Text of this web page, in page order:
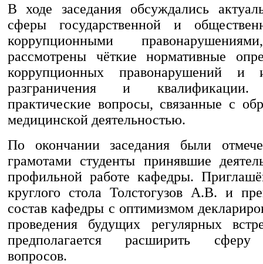
В ходе заседания обсуждались
сферы государственной и
коррупционными
рассмотрены чёткие нормативные
коррупционных правонарушений и
разграничения и квалификации.
практические вопросы, связанные с
медицинской деятельностью.
По окончании заседания были
грамотами студенты принявшие
профильной работе кафедры.
круглого стола Толстогузов А.В. и
состав кафедры с оптимизмом
проведения будущих регулярных
предполагается расширить сферу
вопросов.